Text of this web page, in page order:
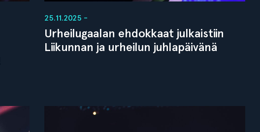
25.11.2025 -
Urheilugaalan ehdokkaat julkaistiin
Liikunnan ja urheilun juhlapäivänä